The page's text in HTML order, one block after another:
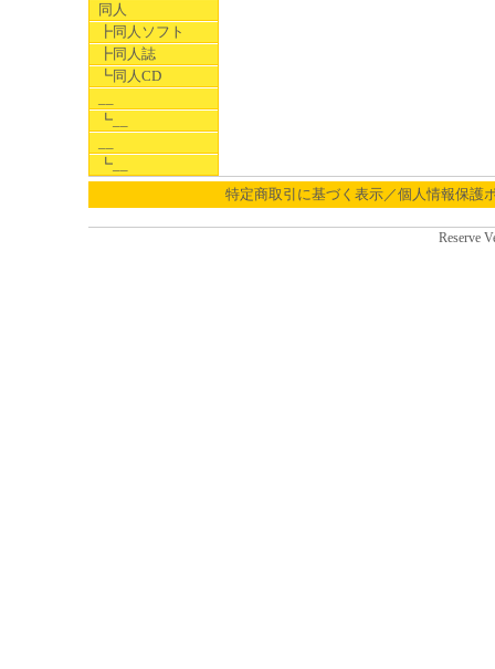
同人
┣同人ソフト
┣同人誌
┗同人CD
┗__
┗__
特定商取引に基づく表示／個人情報保護
Reserve